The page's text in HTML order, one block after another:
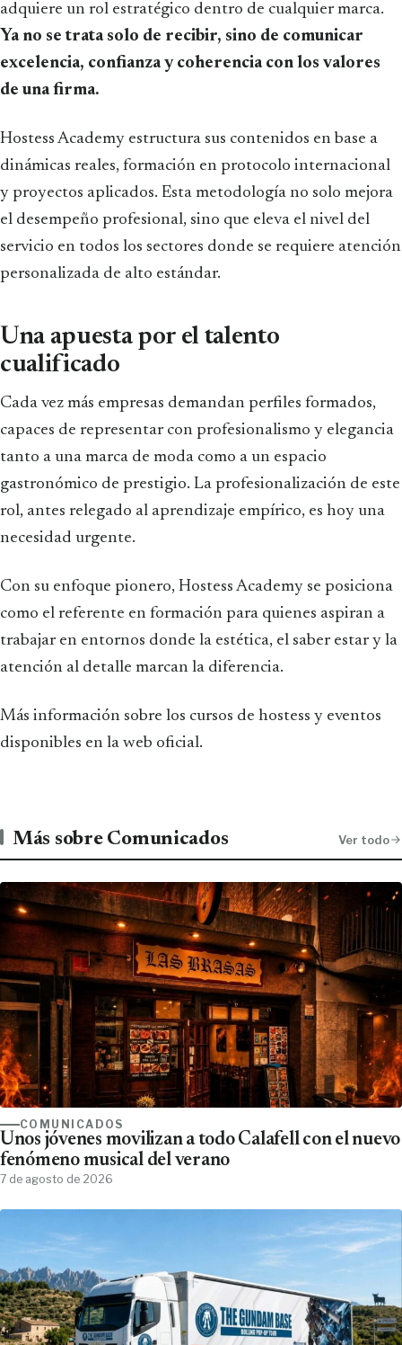
adquiere un rol estratégico dentro de cualquier marca.
Ya no se trata solo de recibir, sino de comunicar
excelencia, confianza y coherencia con los valores
de una firma.
Hostess Academy estructura sus contenidos en base a
dinámicas reales, formación en protocolo internacional
y proyectos aplicados. Esta metodología no solo mejora
el desempeño profesional, sino que eleva el nivel del
servicio en todos los sectores donde se requiere atención
personalizada de alto estándar.
Una apuesta por el talento
cualificado
Cada vez más empresas demandan perfiles formados,
capaces de representar con profesionalismo y elegancia
tanto a una marca de moda como a un espacio
gastronómico de prestigio. La profesionalización de este
rol, antes relegado al aprendizaje empírico, es hoy una
necesidad urgente.
Con su enfoque pionero, Hostess Academy se posiciona
como el referente en formación para quienes aspiran a
trabajar en entornos donde la estética, el saber estar y la
atención al detalle marcan la diferencia.
Más información sobre los cursos de hostess y eventos
disponibles en la web oficial.
Más sobre Comunicados Ver todo
COMUNICADOS
Unos jóvenes movilizan a todo Calafell con el nuevo
fenómeno musical del verano
7 de agosto de 2026